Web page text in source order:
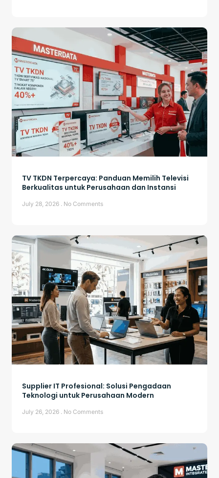
TV TKDN Terpercaya: Panduan Memilih Televisi
Berkualitas untuk Perusahaan dan Instansi
July 28, 2026 No Comments
Supplier IT Profesional: Solusi Pengadaan
Teknologi untuk Perusahaan Modern
July 26, 2026 No Comments